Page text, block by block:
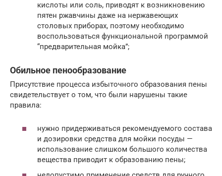
кислоты или соль, приводят к возникновению
пятен ржавчины даже на нержавеющих
столовых приборах, поэтому необходимо
воспользоваться функциональной программой
“предварительная мойка”;
Обильное пенообразование
Присутствие процесса избыточного образования пены
свидетельствует о том, что были нарушены такие
правила:
нужно придерживаться рекомендуемого состава
и дозировки средства для мойки посуды —
использование слишком большого количества
вещества приводит к образованию пены;